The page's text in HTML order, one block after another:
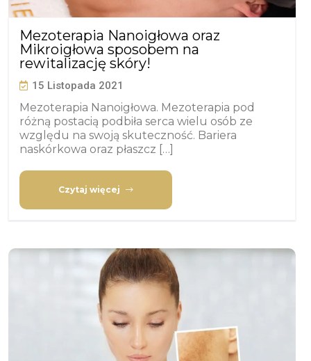
Mezoterapia Nanoigłowa oraz
Mikroigłowa sposobem na
rewitalizację skóry!
15 Listopada 2021
Mezoterapia Nanoigłowa. Mezoterapia pod
różną postacią podbiła serca wielu osób ze
względu na swoją skuteczność. Bariera
naskórkowa oraz płaszcz […]
Czytaj więcej